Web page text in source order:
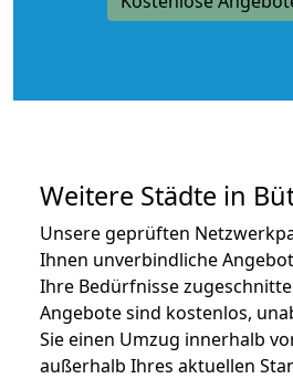
Weitere Städte in
Unsere geprüften
Ihnen unverbindliche
Ihre Bedürfnisse
Angebote sind kostenlos,
Sie einen Umzug innerhalb
außerhalb Ihres aktuellen